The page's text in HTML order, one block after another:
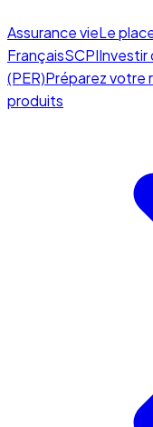
Assurance vieLe
FrançaisSCPIInvestir
(PER)Préparez votre
produits